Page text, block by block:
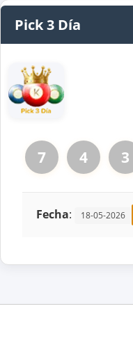
Pick 3 Día
7 4 3
Fecha: 18-05-2026